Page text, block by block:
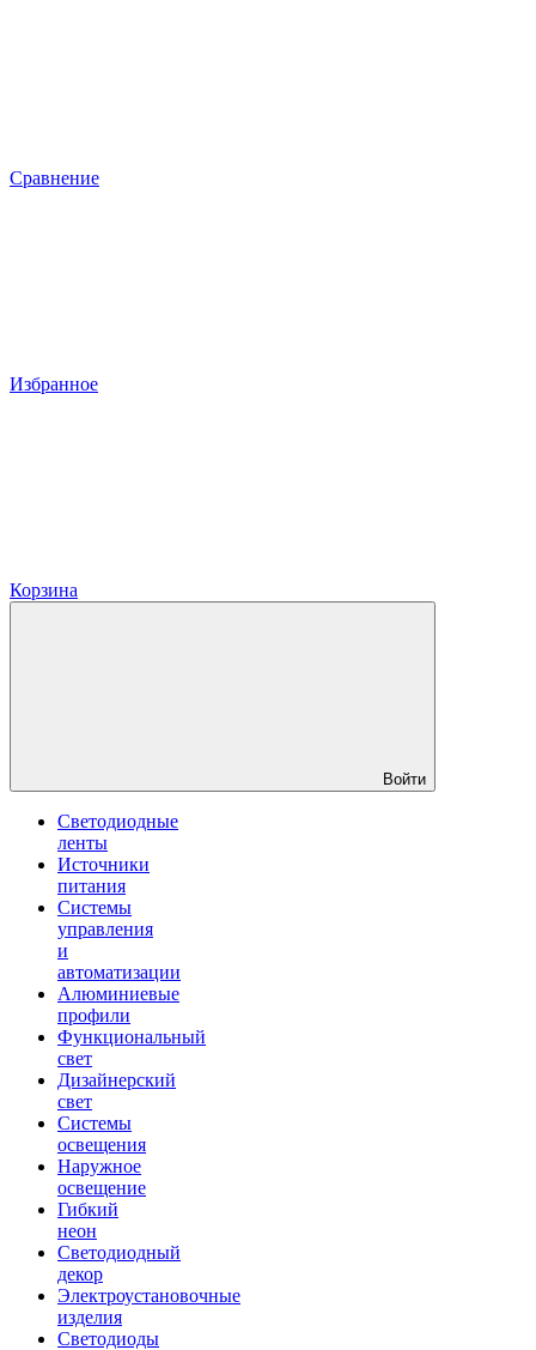
Сравнение
Избранное
Корзина
Войти
Светодиодные
ленты
Источники
питания
Системы
управления
и
автоматизации
Алюминиевые
профили
Функциональный
свет
Дизайнерский
свет
Системы
освещения
Наружное
освещение
Гибкий
неон
Светодиодный
декор
Электроустановочные
изделия
Светодиоды